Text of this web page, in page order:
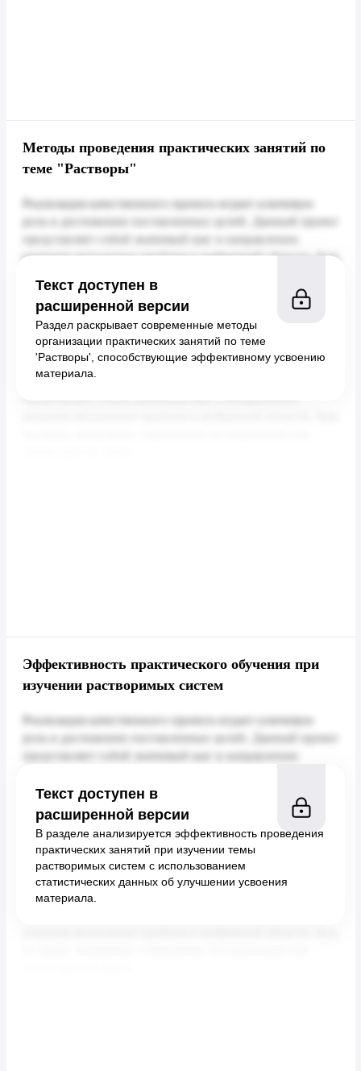
Методы проведения практических занятий по
теме "Растворы"
Текст доступен в
расширенной версии
Раздел раскрывает современные методы
организации практических занятий по теме
'Растворы', способствующие эффективному усвоению
материала.
Эффективность практического обучения при
изучении растворимых систем
Текст доступен в
расширенной версии
В разделе анализируется эффективность проведения
практических занятий при изучении темы
растворимых систем с использованием
статистических данных об улучшении усвоения
материала.